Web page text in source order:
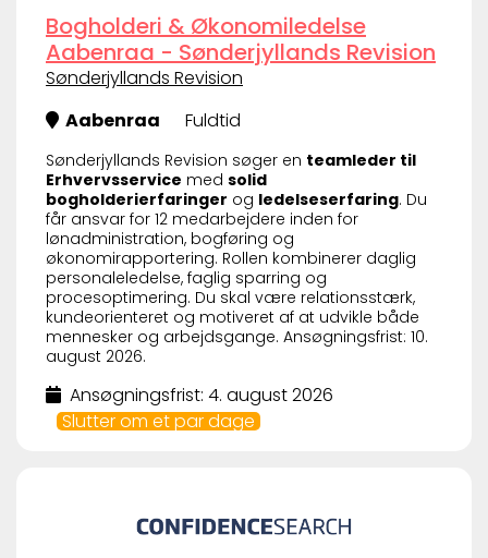
Bogholderi & Økonomiledelse
Aabenraa - Sønderjyllands Revision
Sønderjyllands Revision
Aabenraa
Fuldtid
Sønderjyllands Revision søger en teamleder til
Erhvervsservice med solid
bogholderierfaringer og ledelseserfaring. Du
får ansvar for 12 medarbejdere inden for
lønadministration, bogføring og
økonomirapportering. Rollen kombinerer daglig
personaleledelse, faglig sparring og
procesoptimering. Du skal være relationsstærk,
kundeorienteret og motiveret af at udvikle både
mennesker og arbejdsgange. Ansøgningsfrist: 10.
august 2026.
Ansøgningsfrist: 4. august 2026
Slutter om et par dage